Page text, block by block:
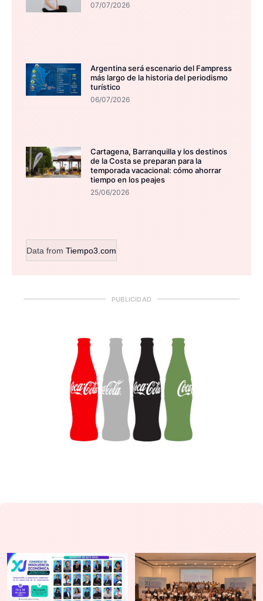
07/07/2026
Argentina será escenario del Fampress
más largo de la historia del periodismo
turístico
06/07/2026
Cartagena, Barranquilla y los destinos
de la Costa se preparan para la
temporada vacacional: cómo ahorrar
tiempo en los peajes
25/06/2026
Data from Tiempo3.com
PUBLICIDAD